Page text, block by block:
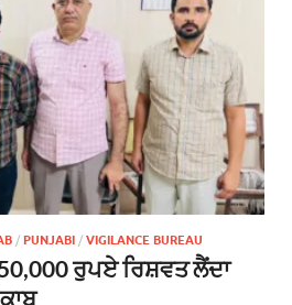
/ PUNJABI / VIGILANCE BUREAU
ਰੁਪਏ ਰਿਸ਼ਵਤ ਲੈਂਦਾ